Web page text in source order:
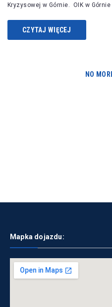
Kryzysowej w Górnie. OIK w
CZYTAJ WIĘCEJ
NO
Mapka dojazdu: